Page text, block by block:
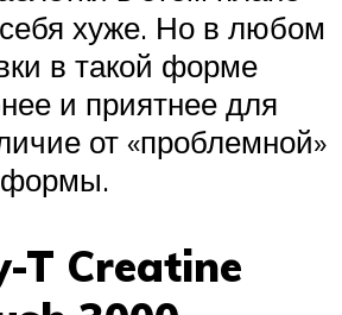
хуже. Но в любом
в такой форме
и приятнее для
от «проблемной»
формы.
T Creatine